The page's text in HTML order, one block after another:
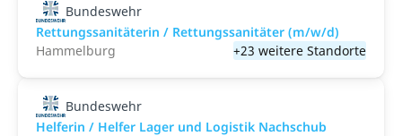
Bundeswehr
Rettungssanitäterin / Rettungssanitäter (m/w/d)
Hammelburg
+23 weitere Standorte
Bundeswehr
Helferin / Helfer Lager und Logistik Nachschub